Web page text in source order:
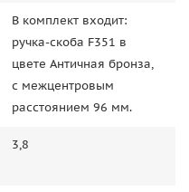
В комплект входит:
ручка-скоба F351 в
цвете Античная бронза,
с межцентровым
расстоянием 96 мм.
3,8